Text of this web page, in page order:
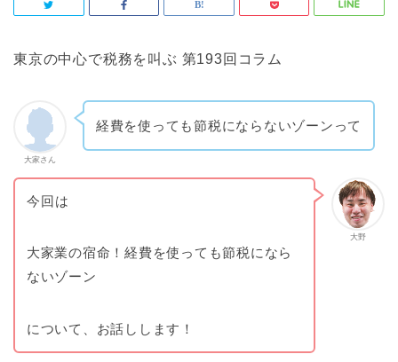
東京の中心で税務を叫ぶ 第193回コラム
大家さん
経費を使っても節税にならないゾーンって
大野
今回は
大家業の宿命！経費を使っても節税になら
ないゾーン
について、お話しします！